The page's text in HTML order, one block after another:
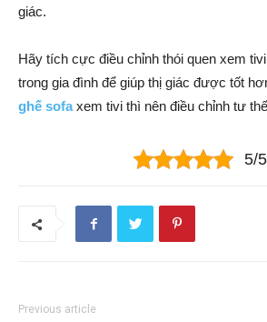
giác.
Hãy tích cực điều chỉnh thói quen xem
trong gia đình để giúp thị giác được tốt
ghế sofaxem tivi thì nên điều chỉnh tư
5/
Previous article